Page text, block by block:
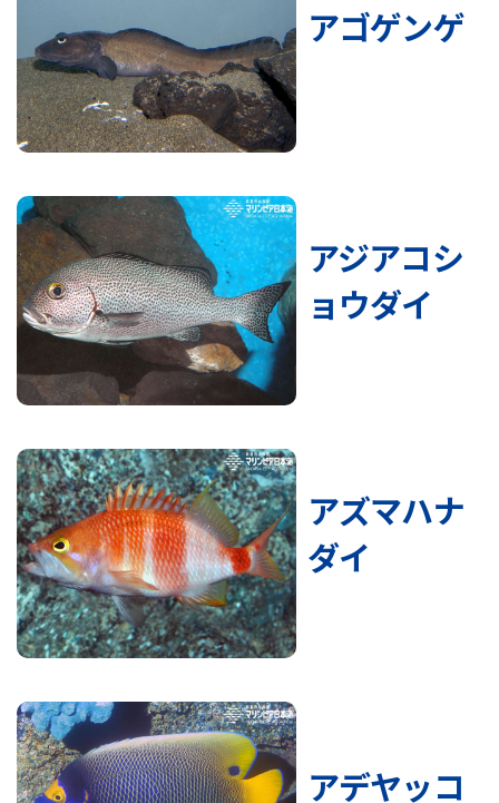
アゴゲンゲ
アジアコシ
ョウダイ
アズマハナ
ダイ
アデヤッコ